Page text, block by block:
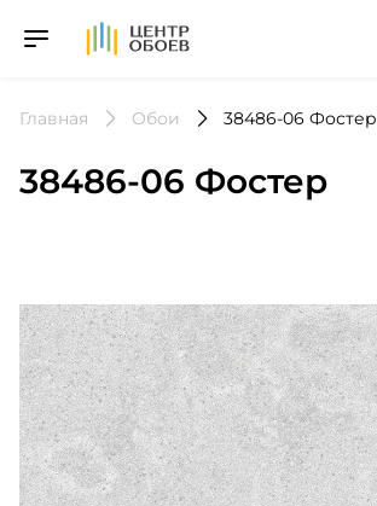
На Главную
Главная Обои 38486-06 Фостер
38486-06 Фостер